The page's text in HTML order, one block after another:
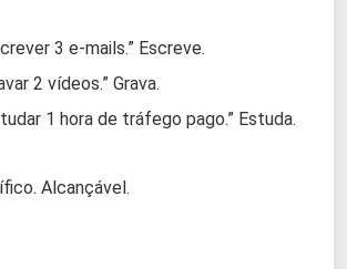
3 e-mails.” Escreve.
2 vídeos.” Grava.
1 hora de tráfego pago.” Estuda.
Alcançável.